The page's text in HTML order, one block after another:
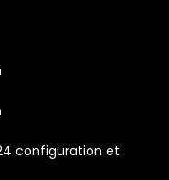
configuration et